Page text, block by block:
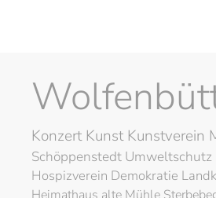
KonzertKunstKunstverein
Schöppenstedt Umweltschutz
Hospizverein Demokratie